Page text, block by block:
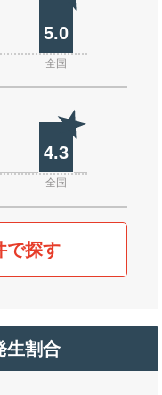
5.0
全国
4.3
全国
で探す
生割合